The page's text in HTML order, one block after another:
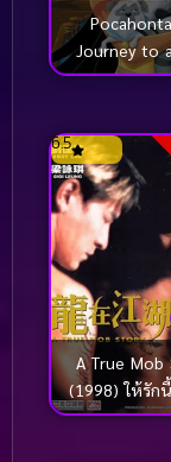
Journey to
World (1998)
6.5
A True Mob
(1998) ให้รัก
กับเขา